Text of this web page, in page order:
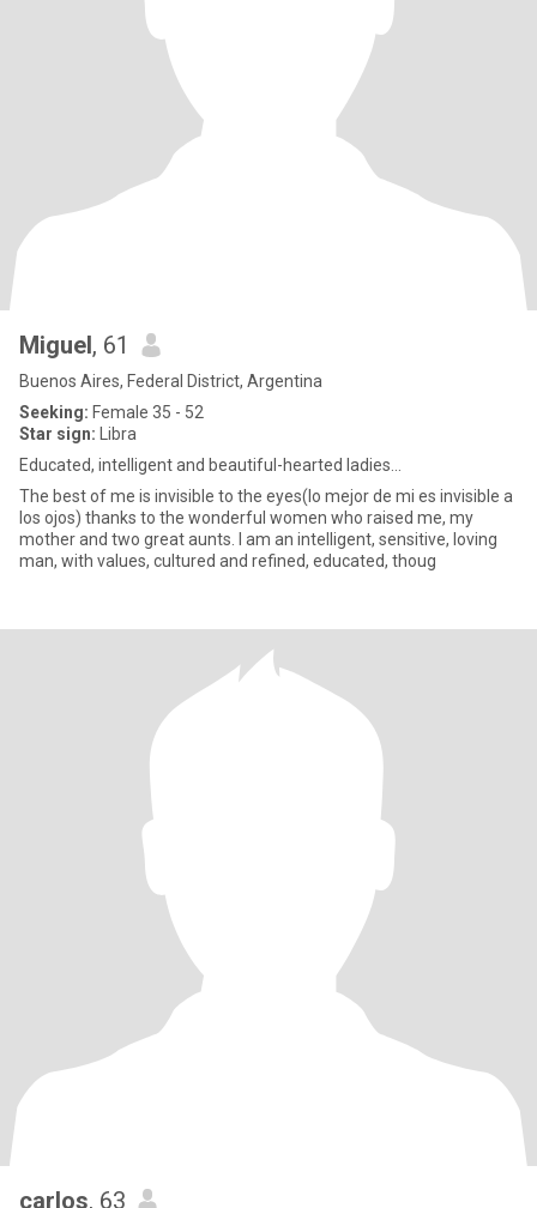
Miguel, 61
Buenos Aires, Federal District, Argentina
Seeking: Female 35 - 52
Star sign: Libra
Educated, intelligent and beautiful-hearted ladies...
The best of me is invisible to the eyes(lo mejor de mi es invisible a
los ojos) thanks to the wonderful women who raised me, my
mother and two great aunts. I am an intelligent, sensitive, loving
man, with values, cultured and refined, educated, thoug
carlos, 63